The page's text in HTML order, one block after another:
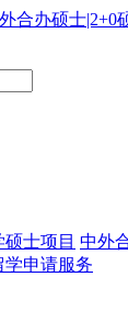
硕士项目 中外
学申请服务